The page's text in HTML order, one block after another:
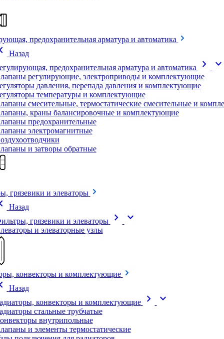
предохранительная арматура и автоматика
Назад
предохранительная арматура и автоматика
chevron_right expand_more
регулирующие, электроприводы и комплектующие
давления, перепада давления и комплектующие
температуры и комплектующие
смесительные, термостатические смесительные и
краны балансировочные и комплектующие
предохранительные
электромагнитные
и затворы обратные
грязевики и элеваторы
Назад
грязевики и элеваторы
chevron_right expand_more
и элеваторные узлы
конвекторы и комплектующие
Назад
конвекторы и комплектующие
chevron_right expand_more
стальные трубчатые
внутрипольные
и элементы термостатические